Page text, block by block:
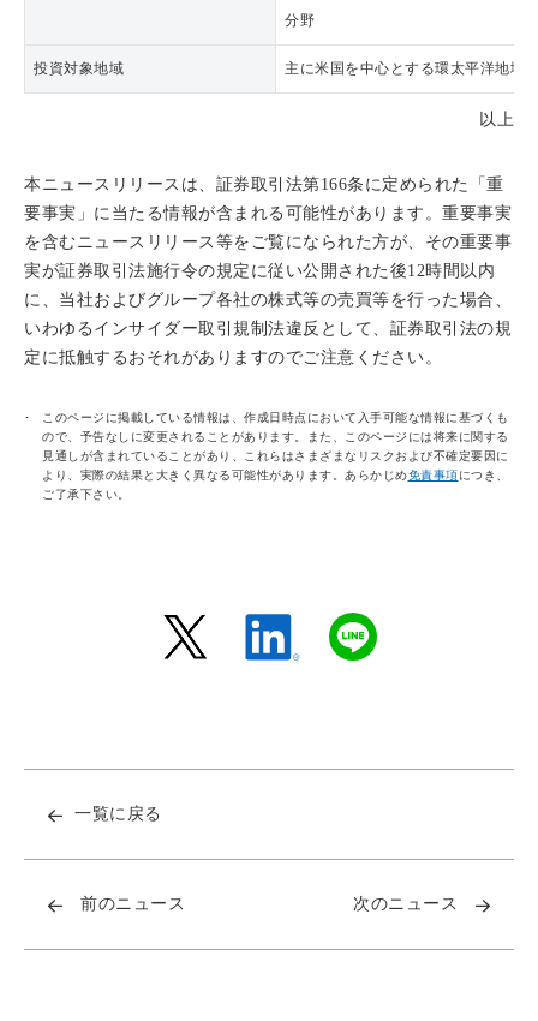
分野
投資対象地域 主に米国を中心とする環太平洋地域
以上
本ニュースリリースは、証券取引法第166条に定められた「重
要事実」に当たる情報が含まれる可能性があります。重要事実
を含むニュースリリース等をご覧になられた方が、その重要事
実が証券取引法施行令の規定に従い公開された後12時間以内
に、当社およびグループ各社の株式等の売買等を行った場合、
いわゆるインサイダー取引規制法違反として、証券取引法の規
定に抵触するおそれがありますのでご注意ください。
このページに掲載している情報は、作成日時点において入手可能な情報に基づくも
ので、予告なしに変更されることがあります。また、このページには将来に関する
見通しが含まれていることがあり、これらはさまざまなリスクおよび不確定要因に
より、実際の結果と大きく異なる可能性があります。あらかじめ免責事項につき、
ご了承下さい。
一覧に戻る
前のニュース 次のニュース